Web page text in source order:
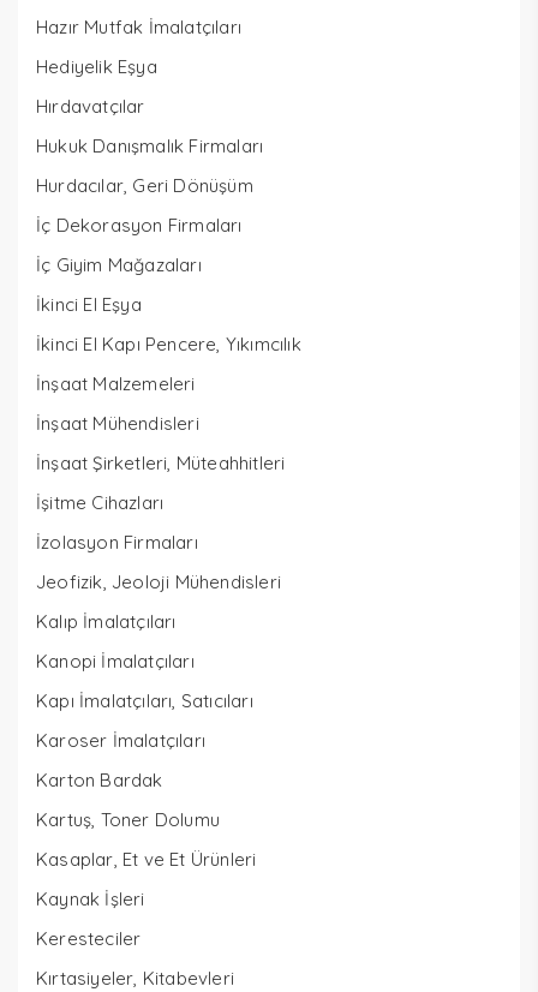
Hazır Mutfak İmalatçıları
Hediyelik Eşya
Hırdavatçılar
Hukuk Danışmalık Firmaları
Hurdacılar, Geri Dönüşüm
İç Dekorasyon Firmaları
İç Giyim Mağazaları
İkinci El Eşya
İkinci El Kapı Pencere, Yıkımcılık
İnşaat Malzemeleri
İnşaat Mühendisleri
İnşaat Şirketleri, Müteahhitleri
İşitme Cihazları
İzolasyon Firmaları
Jeofizik, Jeoloji Mühendisleri
Kalıp İmalatçıları
Kanopi İmalatçıları
Kapı İmalatçıları, Satıcıları
Karoser İmalatçıları
Karton Bardak
Kartuş, Toner Dolumu
Kasaplar, Et ve Et Ürünleri
Kaynak İşleri
Keresteciler
Kırtasiyeler, Kitabevleri